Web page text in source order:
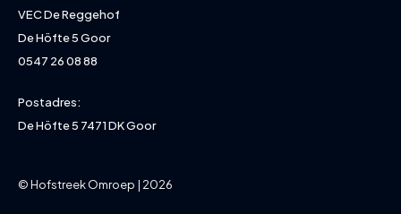
VEC De Reggehof
De Höfte 5 Goor
0547 26 08 88
Postadres:
De Höfte 5 7471 DK Goor
© Hofstreek Omroep | 2026